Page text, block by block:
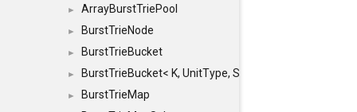
► ArrayBurstTriePool
► BurstTrieNode
► BurstTrieBucket
► BurstTrieBucket< K, UnitType, SIZE >
►
BurstTrieMap